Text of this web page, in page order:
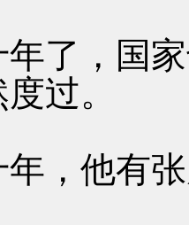
，国家
过。
他有张